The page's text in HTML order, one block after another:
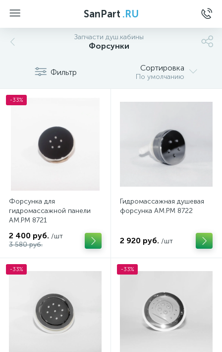
SanPart .RU
Запчасти душ.кабины
Форсунки
Фильтр Сортировка
По умолчанию
-33%
Форсунка для
гидромассажной панели
AM.PM 8721
2 400 руб. /шт
3 580 руб.
Гидромассажная душевая
форсунка AM.PM 8722
2 920 руб. /шт
-33% -33%